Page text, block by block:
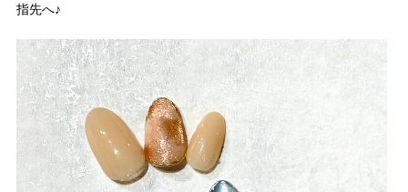
指先へ♪